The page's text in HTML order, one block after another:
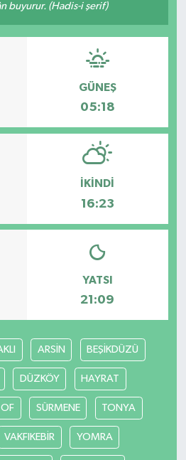
buyurur. (Hadis-i şerif)
GÜNEŞ
05:18
İKINDI
16:23
YATSI
21:09
ARSİN BEŞİKDÜZÜ
DÜZKÖY HAYRAT
OF SÜRMENE TONYA
VAKFIKEBİR YOMRA
Policy